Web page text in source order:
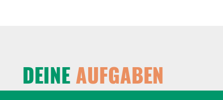
DEINE AUFGABEN